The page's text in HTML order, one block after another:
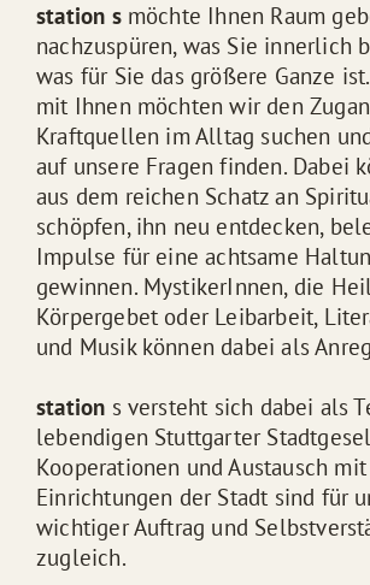
station smöchte Ihnen Raum
nachzuspüren, was Sie innerlich
was für Sie das größere Ganze
mit Ihnen möchten wir den
Kraftquellen im Alltag suchen
auf unsere Fragen finden. Dabei
aus dem reichen Schatz an
schöpfen, ihn neu entdecken,
Impulse für eine achtsame
gewinnen. MystikerInnen, die
Körpergebet oder Leibarbeit,
und Musik können dabei als
station s versteht sich dabei als
lebendigen Stuttgarter
Kooperationen und Austausch
Einrichtungen der Stadt sind für
wichtiger Auftrag und
zugleich.